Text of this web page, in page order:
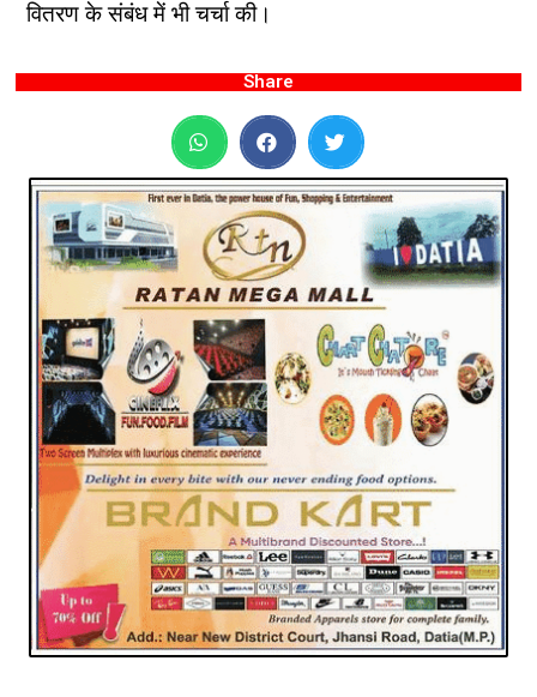
वितरण के संबंध में भी चर्चा की।
Share